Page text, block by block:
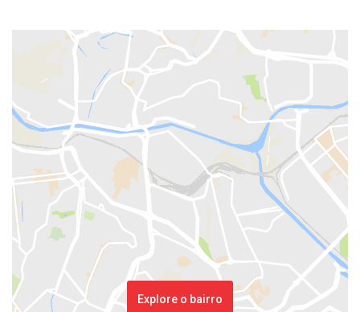
Explore o bairro